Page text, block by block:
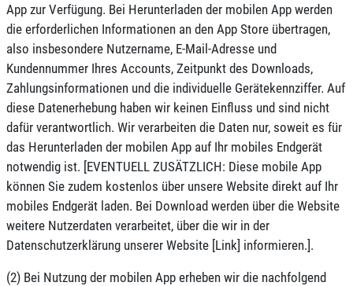
App zur Verfügung. Bei Herunterladen der mobilen App werden
die erforderlichen Informationen an den App Store übertragen,
also insbesondere Nutzername, E-Mail-Adresse und
Kundennummer Ihres Accounts, Zeitpunkt des Downloads,
Zahlungsinformationen und die individuelle Gerätekennziffer. Auf
diese Datenerhebung haben wir keinen Einfluss und sind nicht
dafür verantwortlich. Wir verarbeiten die Daten nur, soweit es für
das Herunterladen der mobilen App auf Ihr mobiles Endgerät
notwendig ist. [EVENTUELL ZUSÄTZLICH: Diese mobile App
können Sie zudem kostenlos über unsere Website direkt auf Ihr
mobiles Endgerät laden. Bei Download werden über die Website
weitere Nutzerdaten verarbeitet, über die wir in der
Datenschutzerklärung unserer Website [Link] informieren.].
(2) Bei Nutzung der mobilen App erheben wir die nachfolgend